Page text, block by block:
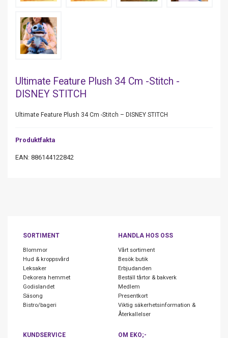
Ultimate Feature Plush 34 Cm -Stitch -
DISNEY STITCH
Ultimate Feature Plush 34 Cm -Stitch – DISNEY STITCH
Produktfakta
EAN: 886144122842
SORTIMENT
Blommor
Hud & kroppsvård
Leksaker
Dekorera hemmet
Godislandet
Säsong
Bistro/bageri
HANDLA HOS OSS
Vårt sortiment
Besök butik
Erbjudanden
Beställ tårtor & bakverk
Medlem
Presentkort
Viktig säkerhetsinformation &
Återkallelser
KUNDSERVICE OM EKO;-